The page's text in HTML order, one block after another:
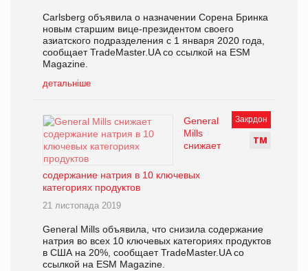
Carlsberg объявила о назначении Сорена Бринка
новым старшим вице-президентом своего
азиатского подразделения с 1 января 2020 года,
сообщает TradeMaster.UA со ссылкой на ESM
Magazine.
детальніше
Закрдон
ТМ
General
Mills
снижает
содержание натрия в 10 ключевых
категориях продуктов
21 листопада 2019
General Mills объявила, что снизила содержание
натрия во всех 10 ключевых категориях продуктов
в США на 20%, сообщает TradeMaster.UA со
ссылкой на ESM Magazine.